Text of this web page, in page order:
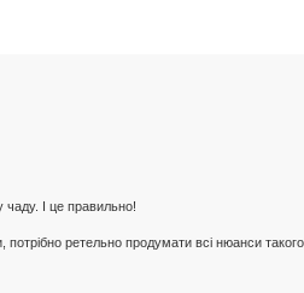
І це правильно!
ретельно продумати всі нюанси